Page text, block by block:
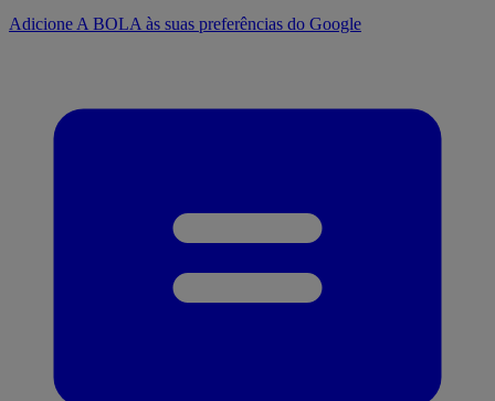
Adicione A BOLA às suas preferências do Google